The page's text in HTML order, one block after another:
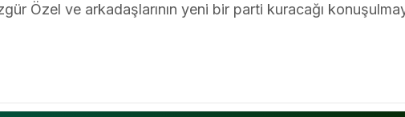
Özel ve arkadaşlarının yeni bir parti kuracağı